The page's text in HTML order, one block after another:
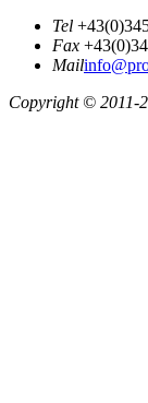
Tel
Fax
Mail
Copyright © 2011-